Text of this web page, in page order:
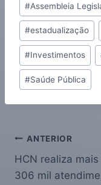
#Assembleia
#estadualização
#Investimentos
#Saúde Pública
ANTERIOR
HCN realiza mais
306 mil